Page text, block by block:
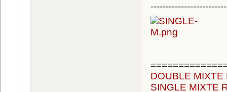
DOUBLE MIXTE
SINGLE MIXTE